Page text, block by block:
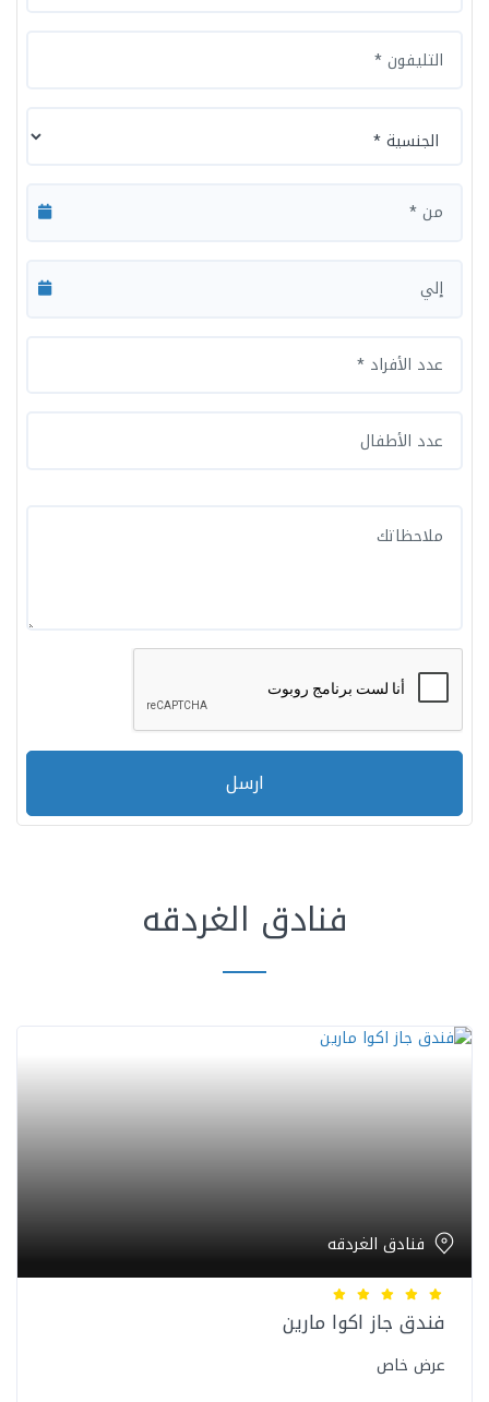
ارسل
فنادق الغردقه
فنادق الغردقه
فندق جاز اكوا مارين
عرض خاص